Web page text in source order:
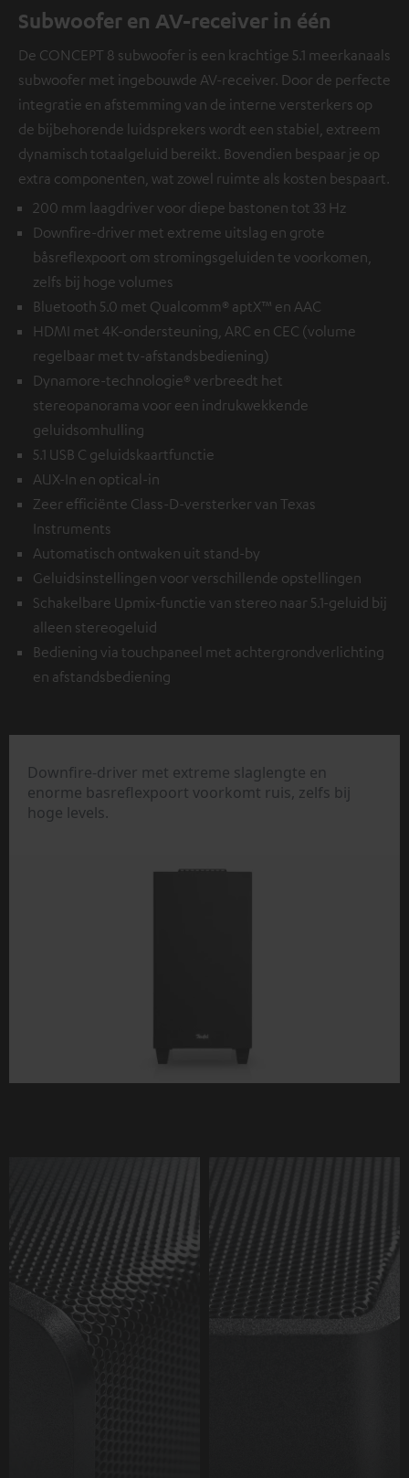
Subwoofer en AV-receiver in één
De CONCEPT 8 subwoofer is een krachtige 5.1 meerkanaals
subwoofer met ingebouwde AV-receiver. Door de perfecte
integratie en afstemming van de interne versterkers op
de bijbehorende luidsprekers wordt een stabiel, extreem
dynamisch totaalgeluid bereikt. Bovendien bespaar je op
extra componenten, wat zowel ruimte als kosten bespaart.
200 mm laagdriver voor diepe bastonen tot 33 Hz
Downfire-driver met extreme uitslag en grote
båsreflexpoort om stromingsgeluiden te voorkomen,
zelfs bij hoge volumes
Bluetooth 5.0 met Qualcomm® aptX™ en AAC
HDMI met 4K-ondersteuning, ARC en CEC (volume
regelbaar met tv-afstandsbediening)
Dynamore-technologie® verbreedt het
stereopanorama voor een indrukwekkende
geluidsomhulling
5.1 USB C geluidskaartfunctie
AUX-In en optical-in
Zeer efficiënte Class-D-versterker van Texas
Instruments
Automatisch ontwaken uit stand-by
Geluidsinstellingen voor verschillende opstellingen
Schakelbare Upmix-functie van stereo naar 5.1-geluid bij
alleen stereogeluid
Bediening via touchpaneel met achtergrondverlichting
en afstandsbediening
Downfire-driver met extreme slaglengte en
enorme basreflexpoort voorkomt ruis, zelfs bij
hoge levels.